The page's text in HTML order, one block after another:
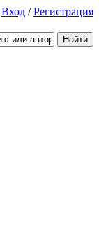
Вход /Регистрация